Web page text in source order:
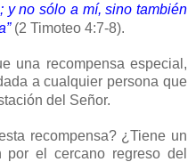
y no sólo a mí, sino también
(2 Timoteo 4:7-8).
una recompensa especial,
a cualquier persona que
del Señor.
recompensa? ¿Tiene un
el cercano regreso del